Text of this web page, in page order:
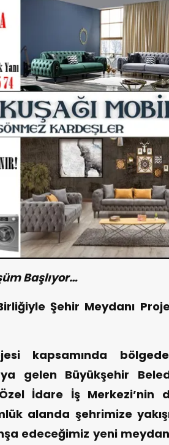
Başlıyor…
Şehir Meydanı
kapsamında
gelen Büyükşehir
İdare İş Merkezi’nin
alanda şehrimize
edeceğimiz yeni